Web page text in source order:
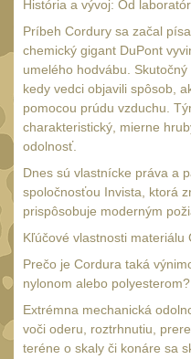
vzdálenosti
13
Multi-range
Krátka a střední
vzdálenost
Príslušenstvo pre
optiku
UTG
Accushot 7
Accushot Tactical
Accushot Precision 3
Hunter6
BugBuster
História a vývoj: Od
Príbeh Cordury sa začal
chemický gigant DuPont
umelého hodvábu.
kedy vedci objavili spôsob,
pomocou prúdu vzduchu.
charakteristický, mierne
odolnosť.
Dnes sú vlastnícke práva a
spoločnosťou Invista, ktorá
prispôsobuje moderným
Kľúčové vlastnosti materiálu
Prečo je Cordura taká
nylonom alebo polyesterom?
Extrémna mechanická
voči oderu, roztrhnutiu,
teréne o skaly či konáre sa